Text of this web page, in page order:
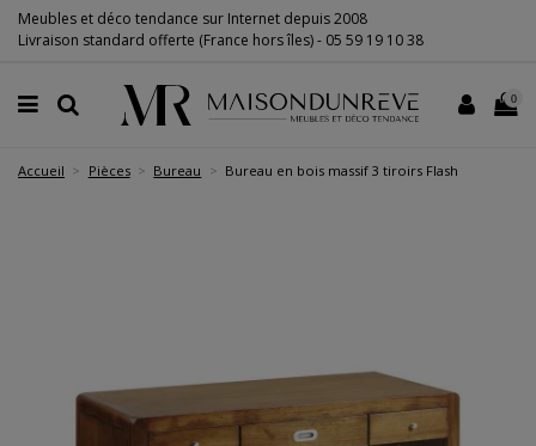
Meubles et déco tendance sur Internet depuis 2008
Livraison standard offerte (France hors îles) - 05 59 19 10 38
0
Accueil Pièces Bureau Bureau en bois massif 3 tiroirs Flash